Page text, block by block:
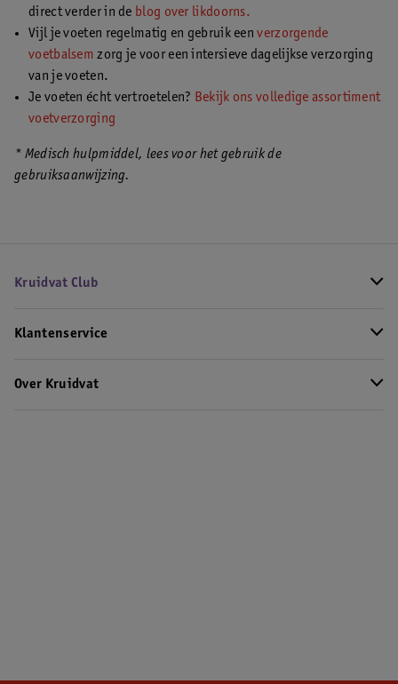
direct verder in de blog over likdoorns.
Vijl je voeten regelmatig en gebruik eenverzorgende
voetbalsem zorg je voor een intersieve dagelijkse verzorging
van je voeten.
Je voeten écht vertroetelen? Bekijk ons volledige assortiment
voetverzorging
* Medisch hulpmiddel, lees voor het gebruik de
gebruiksaanwijzing.
Kruidvat Club
Klantenservice
Over Kruidvat